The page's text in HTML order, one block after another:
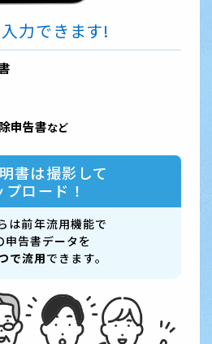
力できます!
申告書など
書は撮影して
プロード！
は前年流用機能で
申告書データを
で流用できます。